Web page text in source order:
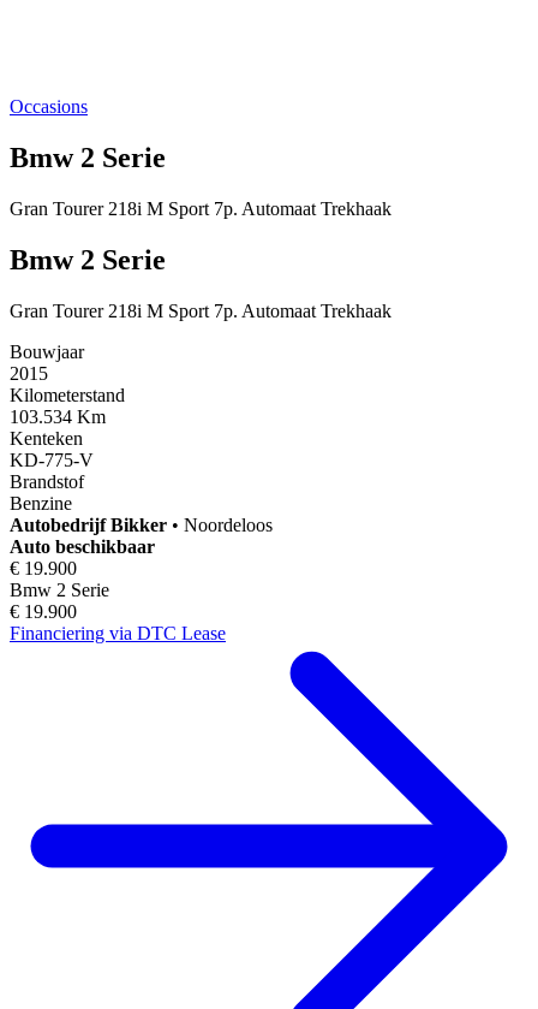
Occasions
Bmw 2 Serie
Gran Tourer 218i M Sport 7p. Automaat Trekhaak
Bmw 2 Serie
Gran Tourer 218i M Sport 7p. Automaat Trekhaak
Bouwjaar
2015
Kilometerstand
103.534 Km
Kenteken
KD-775-V
Brandstof
Benzine
AutobedrijfBikker • Noordeloos
Auto beschikbaar
€ 19.900
Bmw 2 Serie
€ 19.900
Financiering via DTC Lease